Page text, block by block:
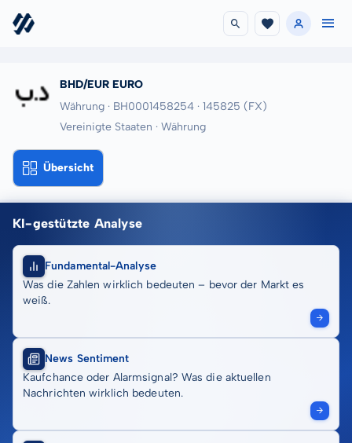
BHD/EUR EURO
Währung · BH0001458254 · 145825 (FX)
Vereinigte Staaten · Währung
Übersicht
KI-gestützte Analyse
Fundamental-Analyse
Was die Zahlen wirklich bedeuten – bevor der Markt es
weiß.
News Sentiment
Kaufchance oder Alarmsignal? Was die aktuellen
Nachrichten wirklich bedeuten.